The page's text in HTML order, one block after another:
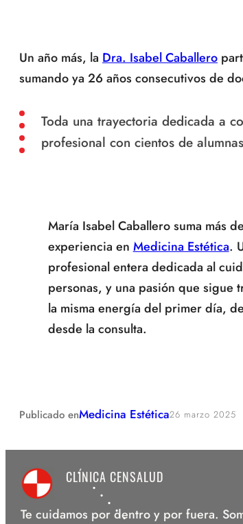
Un año más, la Dra. Isabel Caballero
sumando ya 26 años consecutivos de
Toda una trayectoria dedicada a
profesional con cientos de
María Isabel Caballero suma más
experiencia en Medicina Estética.
profesional entera dedicada al
personas, y una pasión que sigue
la misma energía del primer día,
desde la consulta.
Publicado enMedicina Estética26 marzo 2025
CLÍNICA CENSALUD
Te cuidamos por dentro y por fuera.